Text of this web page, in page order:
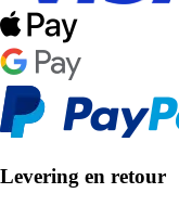
Levering en retour